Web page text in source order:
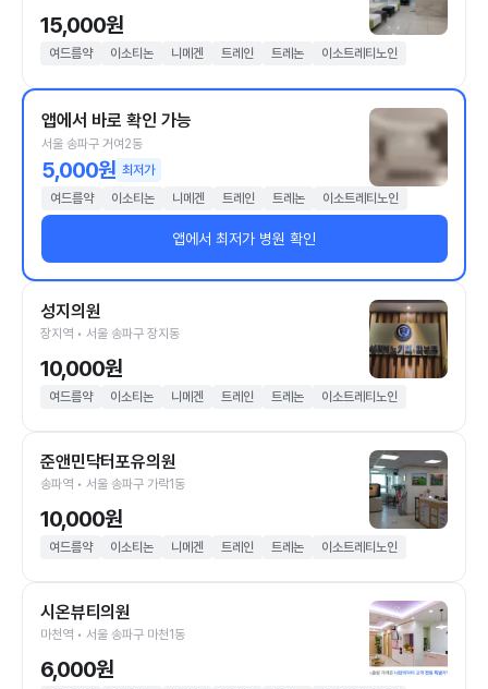
15,000원
여드름약 이소티논 니메겐 트레인 트레논 이소트레티노인
앱에서 바로 확인 가능
서울 송파구 거여2동
5,000원 최저가
여드름약
이소티논 니메겐 트레인 트레논 이소트레티노인
앱에서 최저가 병원 확인
성지의원
장지역 • 서울 송파구 장지동
10,000원
여드름약 이소티논 니메겐 트레인 트레논 이소트레티노인
준앤민닥터포유의원
송파역 • 서울 송파구 가락1동
10,000원
여드름약 이소티논 니메겐 트레인 트레논 이소트레티노인
시온뷰티의원
마천역 • 서울 송파구 마천1동
6,000원